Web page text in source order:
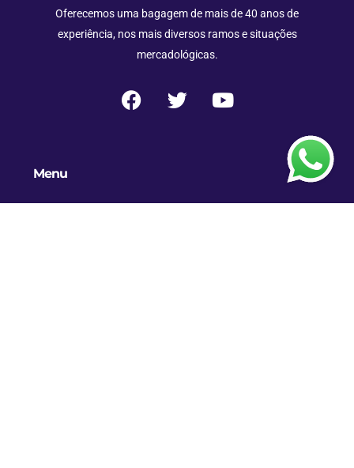
Oferecemos uma bagagem de mais de 40 anos de
experiência, nos mais diversos ramos e situações
mercadológicas.
Menu